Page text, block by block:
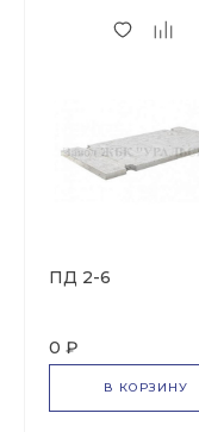
ПД 2-6
0 ₽
В КОРЗИНУ